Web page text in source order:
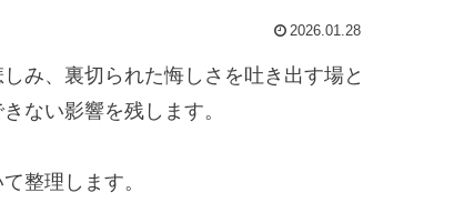
2026.01.28
み、裏切られた悔しさを吐き出す場と
ない影響を残します。
整理します。